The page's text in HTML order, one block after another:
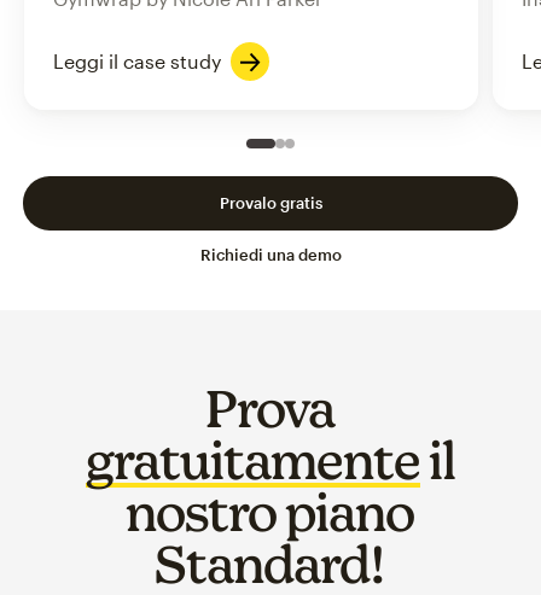
Leggi il case study
Slide 1 of 3
Go to slide 2 of 3
Go to slide 3 of 3
Richiedi una demo
Provalo gratis
Prova
gratuitamenteil
nostro piano
Standard!